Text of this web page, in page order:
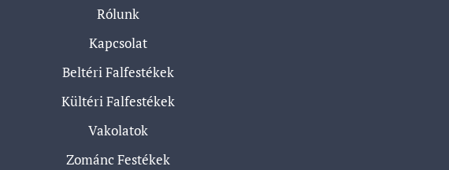
Rólunk
Kapcsolat
Beltéri Falfestékek
Kültéri Falfestékek
Vakolatok
Zománc Festékek